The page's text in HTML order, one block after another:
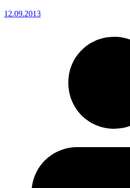
12.09.2013